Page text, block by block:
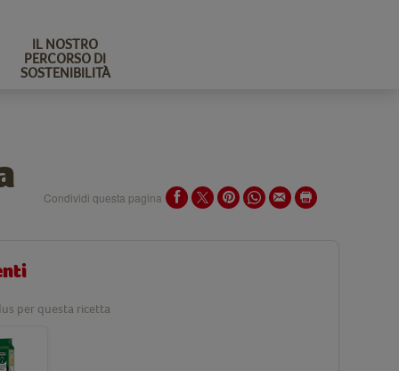
IL NOSTRO
PERCORSO DI
SOSTENIBILITÀ
Condividi questa pagina
per questa ricetta